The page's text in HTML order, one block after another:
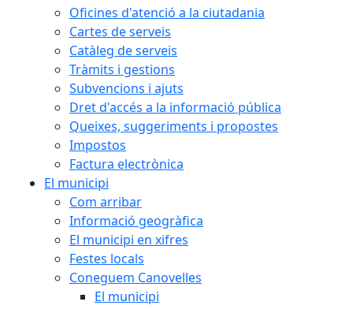
Oficines d'atenció a la ciutadania
Cartes de serveis
Catàleg de serveis
Tràmits i gestions
Subvencions i ajuts
Dret d'accés a la informació pública
Queixes, suggeriments i propostes
Impostos
Factura electrònica
El municipi
Com arribar
Informació geogràfica
El municipi en xifres
Festes locals
Coneguem Canovelles
El municipi